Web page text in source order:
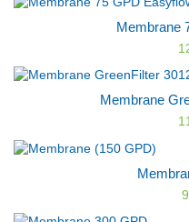
Membrane
Membrane